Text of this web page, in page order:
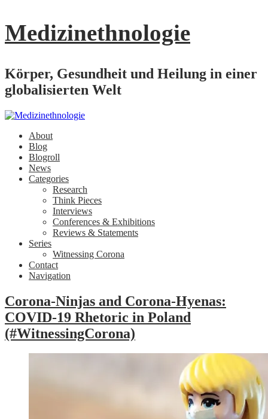
Medizinethnologie
Körper, Gesundheit und Heilung in einer
globalisierten Welt
About
Blog
Blogroll
News
Categories
Research
Think Pieces
Interviews
Conferences & Exhibitions
Reviews & Statements
Series
Witnessing Corona
Contact
Navigation
Corona-Ninjas and Corona-Hyenas:
COVID-19 Rhetoric in Poland
(#WitnessingCorona)